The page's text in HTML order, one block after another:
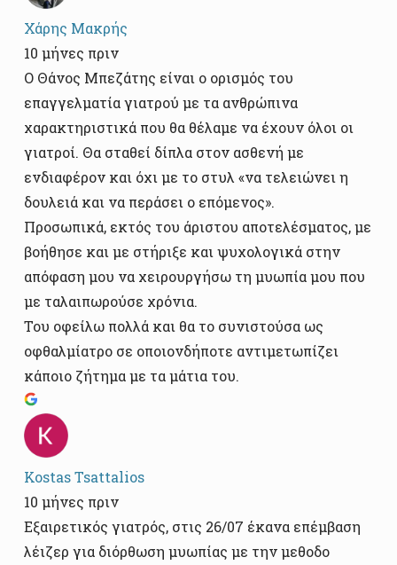
Χάρης Μακρής
10 μήνες πριν
Ο Θάνος Μπεζάτης είναι ο ορισμός του
επαγγελματία γιατρού με τα ανθρώπινα
χαρακτηριστικά που θα θέλαμε να έχουν όλοι οι
γιατροί. Θα σταθεί δίπλα στον ασθενή με
ενδιαφέρον και όχι με το στυλ «να τελειώνει η
δουλειά και να περάσει ο επόμενος».
Προσωπικά, εκτός του άριστου αποτελέσματος, με
βοήθησε και με στήριξε και ψυχολογικά στην
απόφαση μου να χειρουργήσω τη μυωπία μου που
με ταλαιπωρούσε χρόνια.
Του οφείλω πολλά και θα το συνιστούσα ως
οφθαλμίατρο σε οποιονδήποτε αντιμετωπίζει
κάποιο ζήτημα με τα μάτια του.
Kostas Tsattalios
10 μήνες πριν
Εξαιρετικός γιατρός, στις 26/07 έκανα επέμβαση
λέιζερ για διόρθωση μυωπίας με την μεθοδο